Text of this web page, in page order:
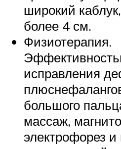
широкий
более 4 см.
Физиотерапия.
исправления
большого
массаж,
электрофорез и